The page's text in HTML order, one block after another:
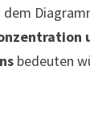
dem
bedeuten